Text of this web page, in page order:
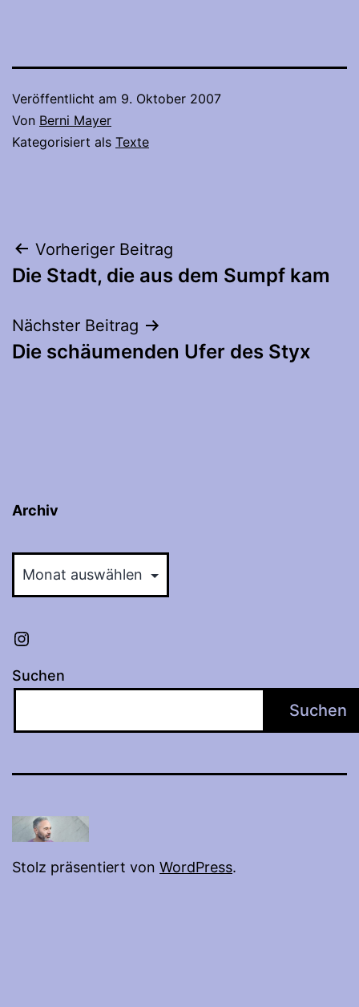
Veröffentlicht am 9. Oktober 2007
Von Berni Mayer
Kategorisiert als Texte
Beitragsnavigation
Vorheriger Beitrag
Die Stadt, die aus dem Sumpf kam
Nächster Beitrag
Die schäumenden Ufer des Styx
Archiv
Instagram
Suchen
Suchen
Stolz präsentiert von WordPress.